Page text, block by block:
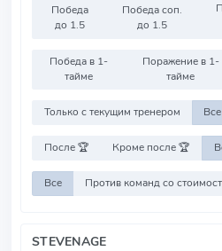
Победа
до 1.5
Победа соп.
до 1.5
Победа в 1-
тайме
Поражение в 1-
тайме
Только с текущим тренером Все
После 🏆 Кроме после 🏆
Все
STEVENAGE